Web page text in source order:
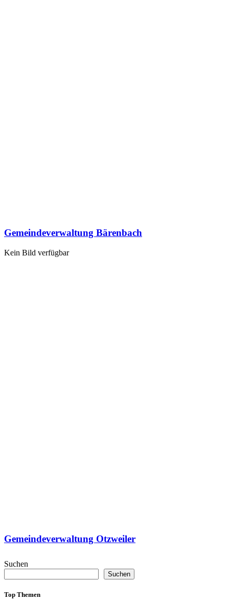
Gemeindeverwaltung Bärenbach
Kein Bild verfügbar
Gemeindeverwaltung Otzweiler
Suchen
Suchen
Top Themen